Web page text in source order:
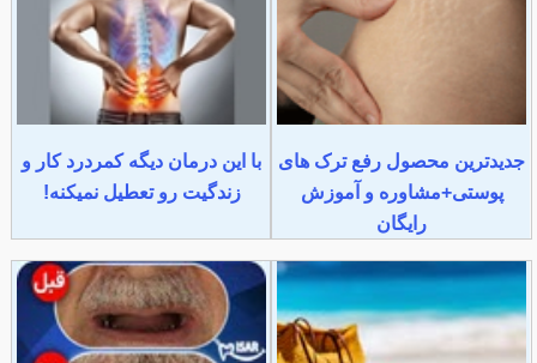
جدیدترین محصول رفع ترک های
پوستی+مشاوره و آموزش
رایگان
با این درمان دیگه کمردرد کار و
زندگیت رو تعطیل نمیکنه!